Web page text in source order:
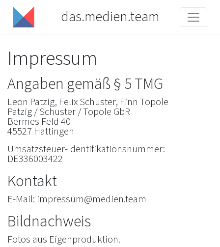
das.medien.team
Impressum
Angaben gemäß § 5 TMG
Leon Patzig, Felix Schuster, Finn Topole
Patzig / Schuster / Topole GbR
Bermes Feld 40
45527 Hattingen
Umsatzsteuer-Identifikationsnummer:
DE336003422
Kontakt
E-Mail: impressum@medien.team
Bildnachweis
Fotos aus Eigenproduktion.